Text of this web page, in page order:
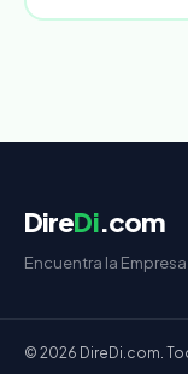
DireDi.com
Encuentra la
© 2026 DireDi.com.